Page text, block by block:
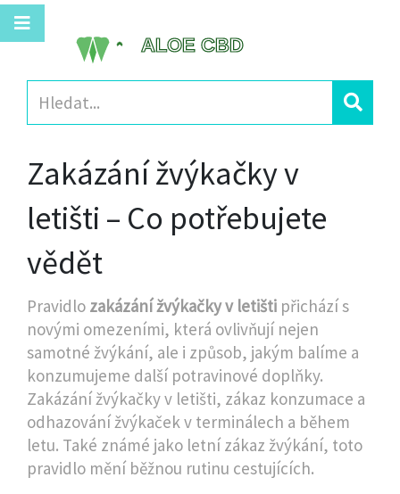
Zakázání žvýkačky v
letišti – Co potřebujete
vědět
Pravidlo zakázání žvýkačky v letišti přichází s
novými omezeními, která ovlivňují nejen
samotné žvýkání, ale i způsob, jakým balíme a
konzumujeme další potravinové doplňky.
Zakázání žvýkačky v letišti, zákaz konzumace a
odhazování žvýkaček v terminálech a během
letu. Také známé jako letní zákaz žvýkání, toto
pravidlo mění běžnou rutinu cestujících.